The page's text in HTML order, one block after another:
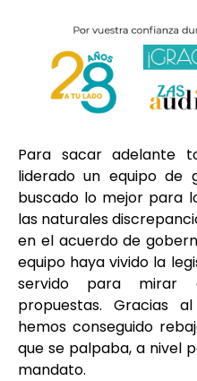
Para sacar adelante
liderado un equipo de
buscado lo mejor para
las naturales
en el acuerdo de
equipo haya vivido la
servido para mirar
propuestas. Gracias
hemos conseguido
que se palpaba, a nivel
mandato.